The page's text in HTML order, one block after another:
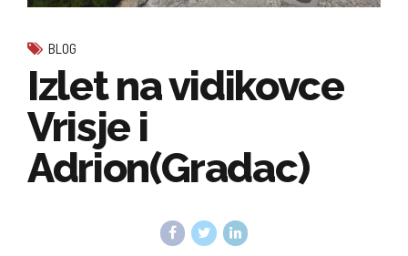
BLOG
Izlet na vidikovce
Vrisje i
Adrion(Gradac)